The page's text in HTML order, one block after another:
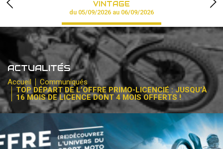
RÉSULTATS
PHOTOS / VIDÉOS
PARTENAIRES
VINTAGE
du 05/09/2026 au 06/09/2026
ACTUALITÉS
Accueil
Communiqués
TOP DÉPART DE L’OFFRE PRIMO-LICENCIÉ : JUSQU’À
16 MOIS DE LICENCE DONT 4 MOIS OFFERTS !